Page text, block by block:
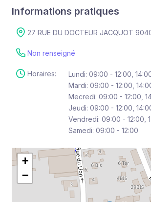
Informations pratiques
27 RUE DU DOCTEUR JACQUOT
Non renseigné
Horaires:
Lundi: 09:00 - 12:00,
Mardi: 09:00 - 12:00,
Mecredi: 09:00 - 12:00,
Jeudi: 09:00 - 12:00,
Vendredi: 09:00 - 12:00,
Samedi: 09:00 - 12:00
+
−